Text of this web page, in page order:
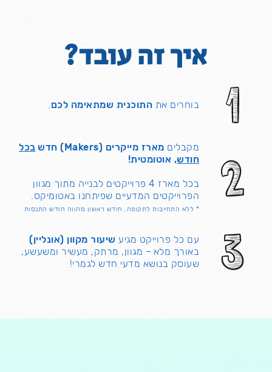
איך זה עובד?
בוחרים את התוכנית שמתאימה לכם
מקבלים מארז מייקרים (Makers) חדש בכל
חודש, אוטומטית!
בכל מארז 4 פרוייקטים לבנייה מתוך מגוון
הפרוייקטים המדעיים שפיתחנו באטומיקס.
* ללא התחייבות לתקופה, חודש ראשון מהווה חודש התנסות
עם כל פרוייקט מגיע שיעור מקוון (אונליין)
באורך מלא – מגוון, מרתק, מעשיר ומשעשע,
שעוסק בנושא מדעי חדש לגמרי!